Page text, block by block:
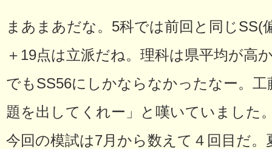
まあまあだな。5科では前回と同じSS(
＋19点は立派だね。理科は県平均が高
でもSS56にしかならなかったなー。
題を出してくれー」と嘆いていました
今回の模試は7月から数えて４回目だ